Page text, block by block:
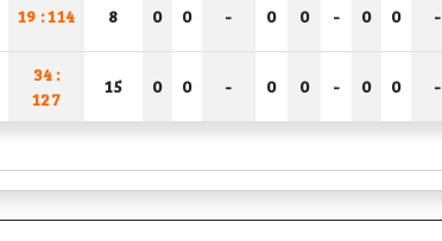
19 : 114 8 0 0 - 0 0 - 0 0 -
34 :
127
15 0 0 - 0 0 - 0 0 -